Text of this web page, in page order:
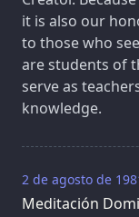
it is also our
to those who
are students of
serve as
knowledge.
2 de agosto de
Meditación